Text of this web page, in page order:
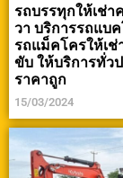
รถบรรทุกให้เช่า
วา บริการรถแบ
รถแม็คโครให้เ
ขับ ให้บริการทั่ว
ราคาถูก
15/03/2024